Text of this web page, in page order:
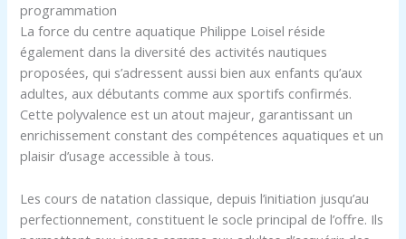
programmation
La force du centre aquatique Philippe Loisel réside
également dans la diversité des activités nautiques
proposées, qui s’adressent aussi bien aux enfants qu’aux
adultes, aux débutants comme aux sportifs confirmés.
Cette polyvalence est un atout majeur, garantissant un
enrichissement constant des compétences aquatiques et un
plaisir d’usage accessible à tous.
Les cours de natation classique, depuis l’initiation jusqu’au
perfectionnement, constituent le socle principal de l’offre. Ils